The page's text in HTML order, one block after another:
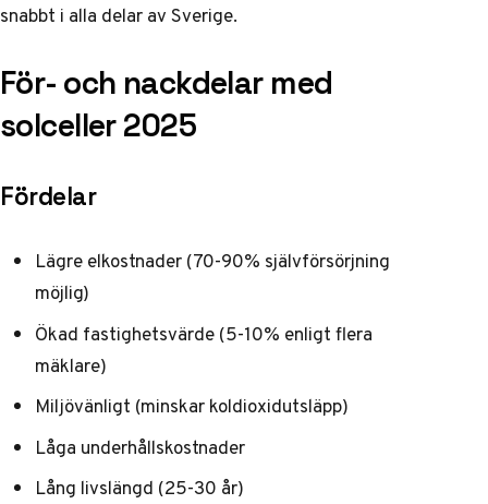
snabbt i alla delar av Sverige.
För- och nackdelar med
solceller 2025
Fördelar
Lägre elkostnader (70-90% självförsörjning
möjlig)
Ökad fastighetsvärde (5-10% enligt flera
mäklare)
Miljövänligt (minskar koldioxidutsläpp)
Låga underhållskostnader
Lång livslängd (25-30 år)